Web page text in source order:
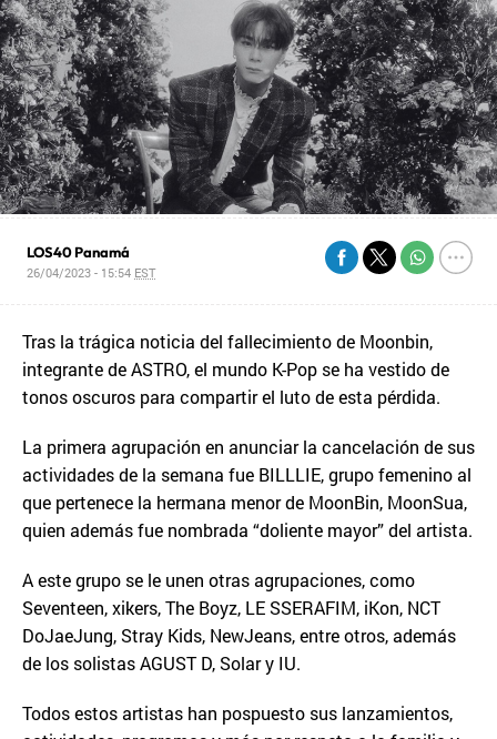
LOS40 Panamá
26/04/2023 - 15:54 EST
Tras la trágica noticia del fallecimiento de Moonbin,
integrante de ASTRO, el mundo K-Pop se ha vestido de
tonos oscuros para compartir el luto de esta pérdida.
La primera agrupación en anunciar la cancelación de sus
actividades de la semana fue BILLLIE, grupo femenino al
que pertenece la hermana menor de MoonBin, MoonSua,
quien además fue nombrada “doliente mayor” del artista.
A este grupo se le unen otras agrupaciones, como
Seventeen, xikers, The Boyz, LE SSERAFIM, iKon, NCT
DoJaeJung, Stray Kids, NewJeans, entre otros, además
de los solistas AGUST D, Solar y IU.
Todos estos artistas han pospuesto sus lanzamientos,